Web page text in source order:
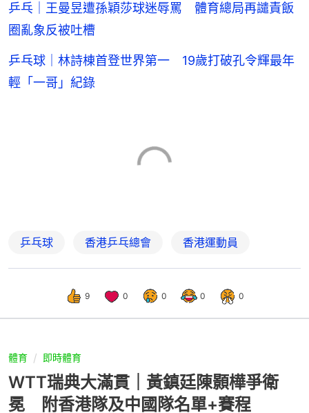
乒乓｜王曼昱遭孫穎莎球迷辱罵 體育總局再譴責飯
圈亂象反被吐槽
乒乓球｜林詩棟首登世界第一 19歲打破孔令輝最年
輕「一哥」紀錄
乒乓球 香港乒乓總會 香港運動員
9 0 0 0 0
體育 即時體育
WTT瑞典大滿貫｜黃鎮廷陳顥樺爭衛
冕 附香港隊及中國隊名單+賽程